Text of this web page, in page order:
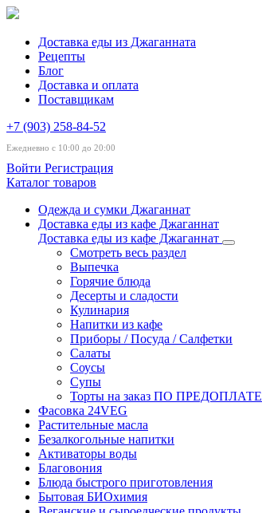
Доставка еды из Джаганната
Рецепты
Блог
Доставка и оплата
Поставщикам
+7 (903) 258-84-52
Ежедневно с 10:00 до 20:00
Войти Регистрация
Каталог товаров
Одежда и сумки Джаганнат
Доставка еды из кафе Джаганнат
Доставка еды из кафе Джаганнат
Смотреть весь раздел
Выпечка
Горячие блюда
Десерты и сладости
Кулинария
Напитки из кафе
Приборы / Посуда / Салфетки
Салаты
Соусы
Супы
Торты на заказ ПО ПРЕДОПЛАТЕ
Фасовка 24VEG
Растительные масла
Безалкогольные напитки
Активаторы воды
Благовония
Блюда быстрого приготовления
Бытовая БИОхимия